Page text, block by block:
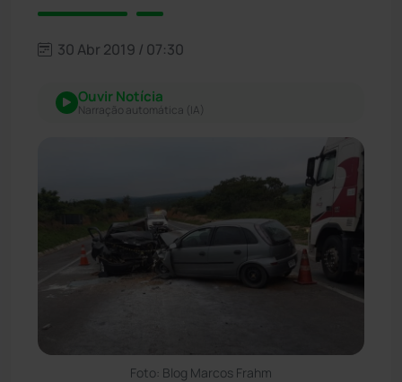
30 Abr 2019 / 07:30
Ouvir Notícia
Narração automática (IA)
Foto: Blog Marcos Frahm